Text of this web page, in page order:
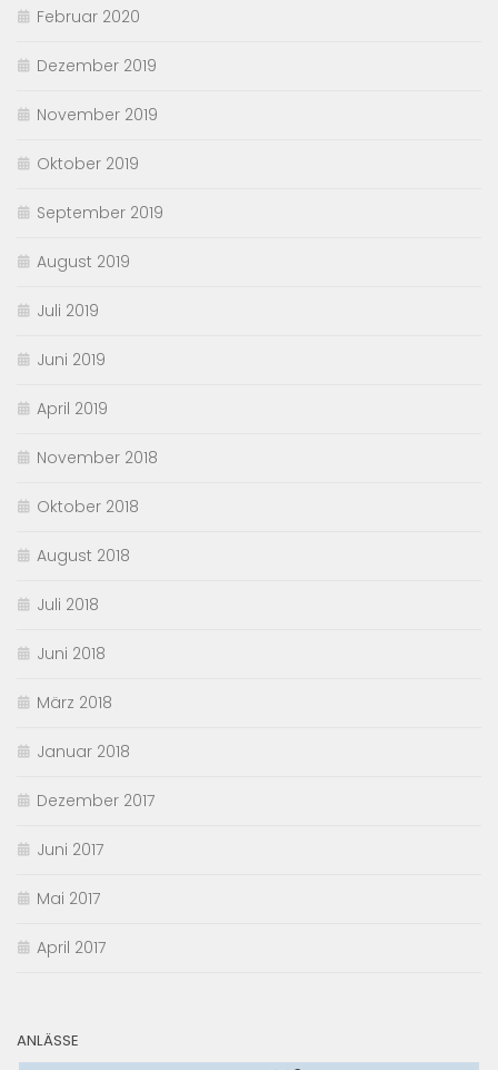
Februar 2020
Dezember 2019
November 2019
Oktober 2019
September 2019
August 2019
Juli 2019
Juni 2019
April 2019
November 2018
Oktober 2018
August 2018
Juli 2018
Juni 2018
März 2018
Januar 2018
Dezember 2017
Juni 2017
Mai 2017
April 2017
ANLÄSSE